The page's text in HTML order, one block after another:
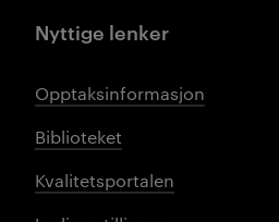
Nyttige lenker
Opptaksinformasjon
Biblioteket
Kvalitetsportalen